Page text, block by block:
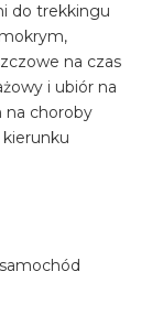
do trekkingu
na czas
i ubiór na
na choroby